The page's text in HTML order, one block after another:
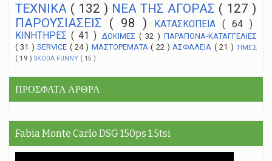
ΤΕΧΝΙΚΑ ( 132 ) NEA THΣ ΑΓΟΡΑΣ ( 127 )
ΠΑΡΟΥΣΙΑΣΕΙΣ ( 98 ) ΚΑΤΑΣΚΟΠΕΙΑ ( 64 )
ΚΙΝΗΤΗΡΕΣ( 41 ) ΔΟΚΙΜΕΣ ( 32 ) ΠΑΡΑΠΟΝΑ-ΚΑΤΑΓΓΕΛΙΕΣ
( 31 )SERVICE ( 24 ) ΜΑΣΤΟΡΕΜΑΤΑ( 22 ) ΑΣΦΑΛΕΙΑ ( 21 )ΤΙΜΕΣ
( 19 ) SKODA FUNNY ( 15 )
ΠΡΟΣΦΑΤΑ ΑΡΘΡΑ
Fabia Monte Carlo DSG 150ps 1.5tsi